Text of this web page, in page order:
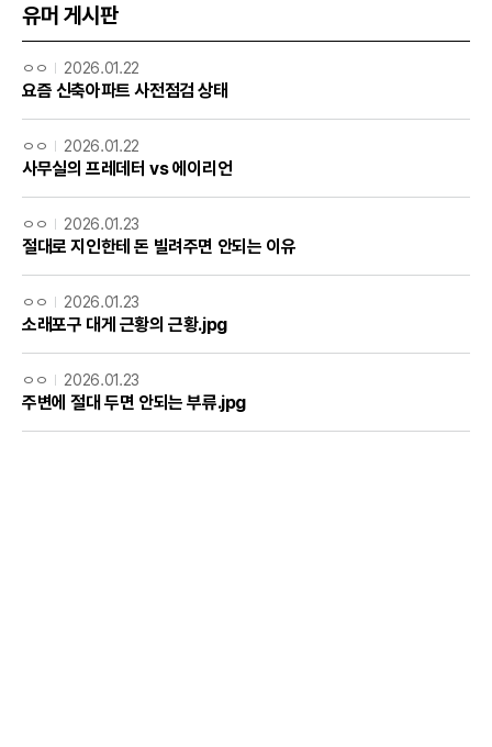
유머 게시판
ㅇㅇ 2026.01.22
요즘 신축아파트 사전점검 상태
ㅇㅇ 2026.01.22
사무실의 프레데터 vs 에이리언
ㅇㅇ 2026.01.23
절대로 지인한테 돈 빌려주면 안되는 이유
ㅇㅇ 2026.01.23
소래포구 대게 근황의 근황.jpg
ㅇㅇ 2026.01.23
주변에 절대 두면 안되는 부류.jpg